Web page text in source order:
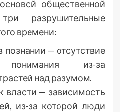
общественной
разрушительные
времени:
познании — отсутствие
понимания из-за
над разумом.
власти — зависимость
из-за которой люди